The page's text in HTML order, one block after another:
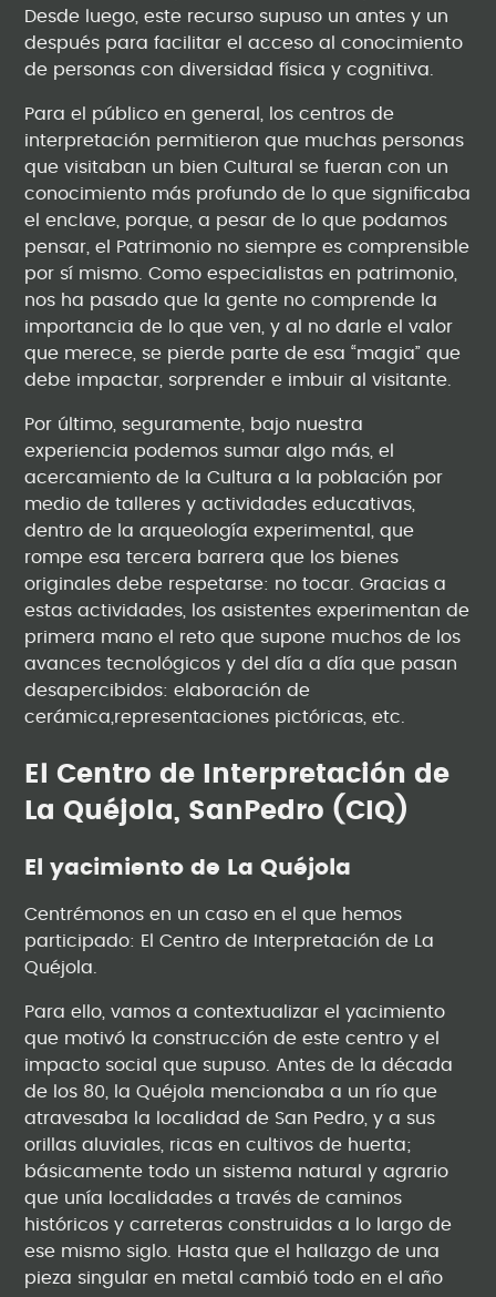
Desde luego, este recurso supuso un antes y un
después para facilitar el acceso al conocimiento
de personas con diversidad física y cognitiva.
Para el público en general, los centros de
interpretación permitieron que muchas personas
que visitaban un bien Cultural se fueran con un
conocimiento más profundo de lo que significaba
el enclave, porque, a pesar de lo que podamos
pensar, el Patrimonio no siempre es comprensible
por sí mismo. Como especialistas en patrimonio,
nos ha pasado que la gente no comprende la
importancia de lo que ven, y al no darle el valor
que merece, se pierde parte de esa “magia” que
debe impactar, sorprender e imbuir al visitante.
Por último, seguramente, bajo nuestra
experiencia podemos sumar algo más, el
acercamiento de la Cultura a la población por
medio de talleres y actividades educativas,
dentro de la arqueología experimental, que
rompe esa tercera barrera que los bienes
originales debe respetarse: no tocar. Gracias a
estas actividades, los asistentes experimentan de
primera mano el reto que supone muchos de los
avances tecnológicos y del día a día que pasan
desapercibidos: elaboración de
cerámica,representaciones pictóricas, etc.
El Centro de Interpretación de
La Quéjola, SanPedro (CIQ)
El yacimiento de La Quéjola
Centrémonos en un caso en el que hemos
participado: El Centro de Interpretación de La
Quéjola.
Para ello, vamos a contextualizar el yacimiento
que motivó la construcción de este centro y el
impacto social que supuso. Antes de la década
de los 80, la Quéjola mencionaba a un río que
atravesaba la localidad de San Pedro, y a sus
orillas aluviales, ricas en cultivos de huerta;
básicamente todo un sistema natural y agrario
que unía localidades a través de caminos
históricos y carreteras construidas a lo largo de
ese mismo siglo. Hasta que el hallazgo de una
pieza singular en metal cambió todo en el año